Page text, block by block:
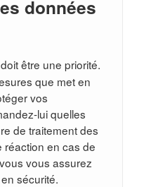
données
doit être une priorité.
que met en
vos
lui quelles
de traitement des
en cas de
vous assurez
sécurité.